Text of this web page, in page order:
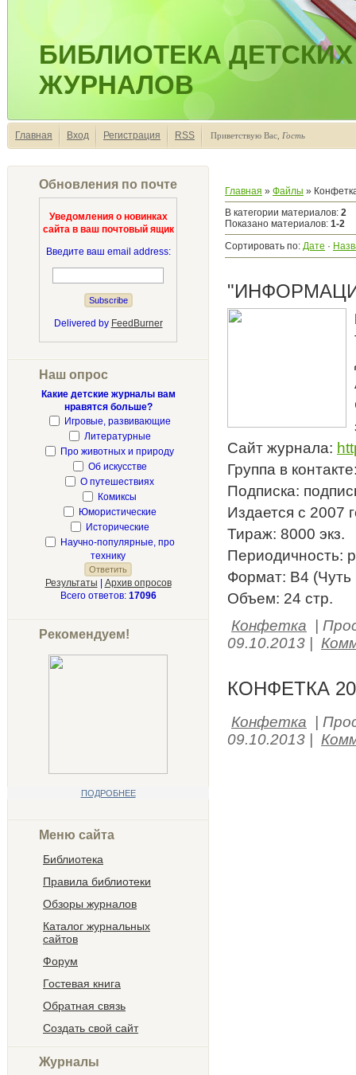
БИБЛИОТЕКА ДЕТСКИХ
ЖУРНАЛОВ
Главная Вход Регистрация RSS Приветствую Вас Гость
Обновления по почте
Уведомления о новинках
сайта в ваш почтовый ящик
Введите ваш email address:
Delivered by FeedBurner
Наш опрос
Какие детские журналы вам
нравятся больше?
Игровые, развивающие
Литературные
Про животных и природу
Об искусстве
О путешествиях
Комиксы
Юмористические
Исторические
Научно-популярные, про
технику
Результаты
Архив опросов
Всего ответов: 17096
Рекомендуем!
ПОДРОБНЕЕ
Меню сайта
Библиотека
Правила библиотеки
Обзоры журналов
Каталог журнальных
сайтов
Форум
Гостевая книга
Обратная связь
Создать свой сайт
Журналы
Главная » Файлы »
В категории материалов: 2
Показано материалов: 1-2
Сортировать по: Дате ·
Сайт журнала:
Группа в
Подписка:
Издается с 2007
Тираж: 8000 экз.
Периодичность:
Формат: В4
Объем: 24 стр.
Конфетка
09.10.2013
КОНФЕТКА
Конфетка
09.10.2013